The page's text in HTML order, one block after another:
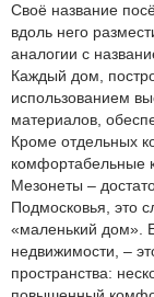
Своё название
вдоль него
аналогии с
Каждый дом,
использованием
материалов,
Кроме отдельных
комфортабельные
Мезонеты –
Подмосковья, это
«маленький дом».
недвижимости, –
пространства: